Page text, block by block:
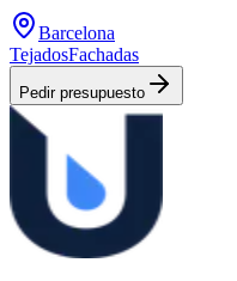
Barcelona
TejadosFachadas
Pedir presupuesto